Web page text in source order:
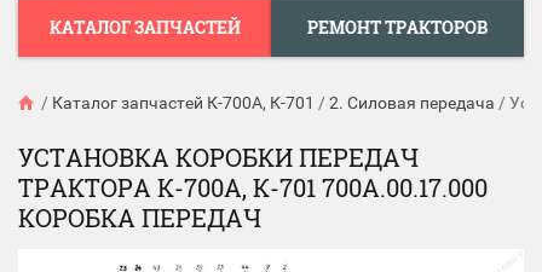
КАТАЛОГ ЗАПЧАСТЕЙ РЕМОНТ ТРАКТОРОВ
/ Каталог запчастей К-700А, К-701 / 2. Силовая передача /
УСТАНОВКА КОРОБКИ ПЕРЕДАЧ
ТРАКТОРА К-700А, К-701 700А.00.17.000
КОРОБКА ПЕРЕДАЧ